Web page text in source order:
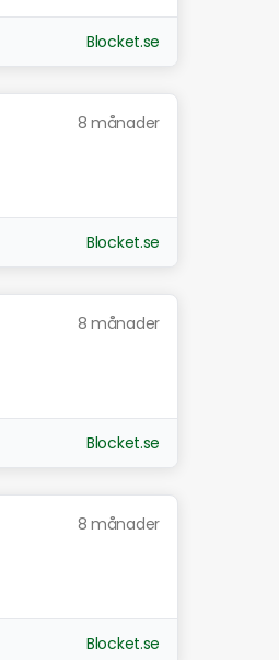
Blocket.se
8 månader
Blocket.se
8 månader
Blocket.se
8 månader
Blocket.se